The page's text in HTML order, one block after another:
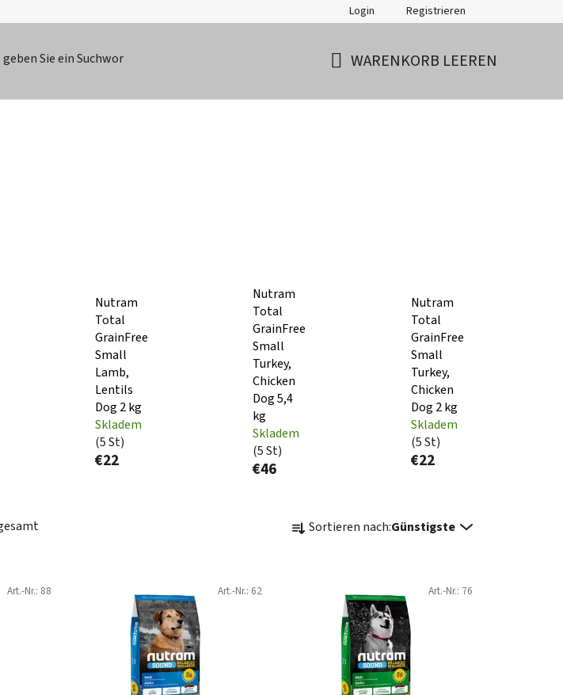
Login Registrieren
WARENKORB LEEREN
Nutram
Total
GrainFree
Small
Lamb,
Lentils
Dog 2 kg
Skladem
(5 St)
€22
Nutram
Total
GrainFree
Small
Turkey,
Chicken
Dog 5,4
kg
Skladem
(5 St)
€46
Nutram
Total
GrainFree
Small
Turkey,
Chicken
Dog 2 kg
Skladem
(5 St)
€22
r Sortieren nach:Günstigste
Art.-Nr.: 88 Art.-Nr.: 62 Art.-Nr.: 76